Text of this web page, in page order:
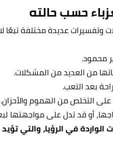
حسب حالته
وتفسيرات عديدة مختلفة تبعًا
محمود.
من العديد من المشكلات.
بعد التعب.
التخلص من الهموم والأحزان.
أو قد تدل على مواجهتها
الواردة في الرؤيا، والتي